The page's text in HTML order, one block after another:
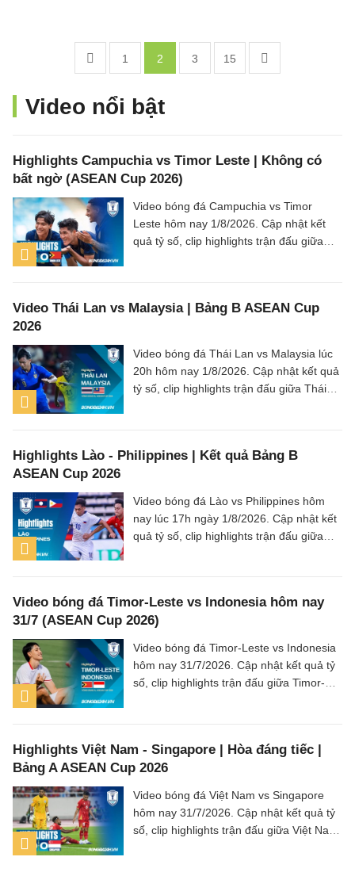
1 2 3 15
Video nổi bật
Highlights Campuchia vs Timor Leste | Không có
bất ngờ (ASEAN Cup 2026)
Video bóng đá Campuchia vs Timor
Leste hôm nay 1/8/2026. Cập nhật kết
quả tỷ số, clip highlights trận đấu giữa
Video Thái Lan vs Malaysia | Bảng B ASEAN Cup
2026
Video bóng đá Thái Lan vs Malaysia lúc
20h hôm nay 1/8/2026. Cập nhật kết quả
tỷ số, clip highlights trận đấu giữa Thái
Highlights Lào - Philippines | Kết quả Bảng B
ASEAN Cup 2026
Video bóng đá Lào vs Philippines hôm
nay lúc 17h ngày 1/8/2026. Cập nhật kết
quả tỷ số, clip highlights trận đấu giữa
Video bóng đá Timor-Leste vs Indonesia hôm nay
31/7 (ASEAN Cup 2026)
Video bóng đá Timor-Leste vs Indonesia
hôm nay 31/7/2026. Cập nhật kết quả tỷ
số, clip highlights trận đấu giữa Timor-
Highlights Việt Nam - Singapore | Hòa đáng tiếc |
Bảng A ASEAN Cup 2026
Video bóng đá Việt Nam vs Singapore
hôm nay 31/7/2026. Cập nhật kết quả tỷ
số, clip highlights trận đấu giữa Việt Nam